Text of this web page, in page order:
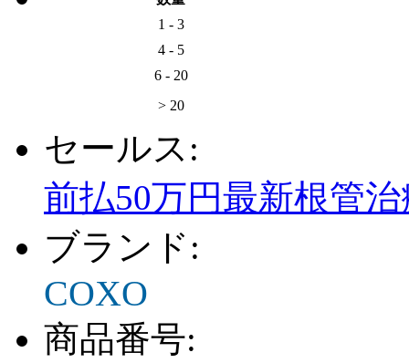
1 - 3
4 - 5
6 - 20
> 20
セールス:
前払50万円最新根管
ブランド:
COXO
商品番号: